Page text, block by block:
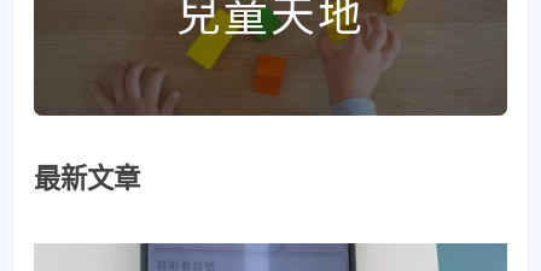
兒童天地
最新文章